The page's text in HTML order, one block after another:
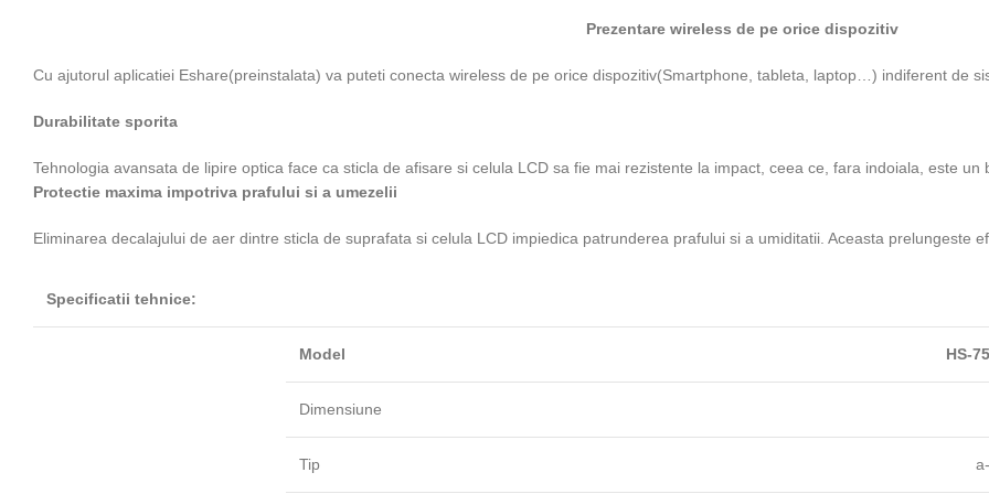
Prezentare wireless de pe orice dispozitiv
Cu ajutorul aplicatiei Eshare(preinstalata) va puteti conecta wireless de pe orice dispozitiv(Smartphone, tableta, laptop…) indiferent de
Durabilitate sporita
Tehnologia avansata de lipire optica face ca sticla de afisare si celula LCD sa fie mai rezistente la impact, ceea ce, fara indoiala, este
Protectie maxima impotriva prafului si a umezelii
Eliminarea decalajului de aer dintre sticla de suprafata si celula LCD impiedica patrunderea prafului si a umiditatii. Aceasta prelungeste
Specificatii tehnice:
Model HS-
Dimensiune
Tip